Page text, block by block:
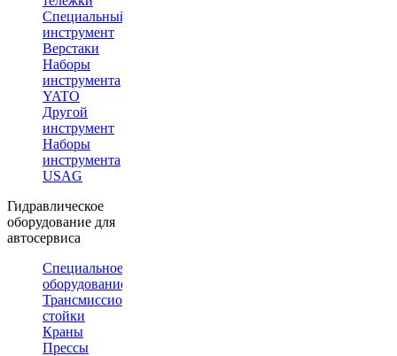
Специальный
инструмент
Верстаки
Наборы
инструмента
YATO
Другой
инструмент
Наборы
инструмента
USAG
Гидравлическое
оборудование для
автосервиса
Специальное
оборудование
Трансмиссионные
стойки
Краны
Прессы